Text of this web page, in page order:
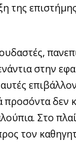
της
στην
προσόντα δεν
Στο
τον